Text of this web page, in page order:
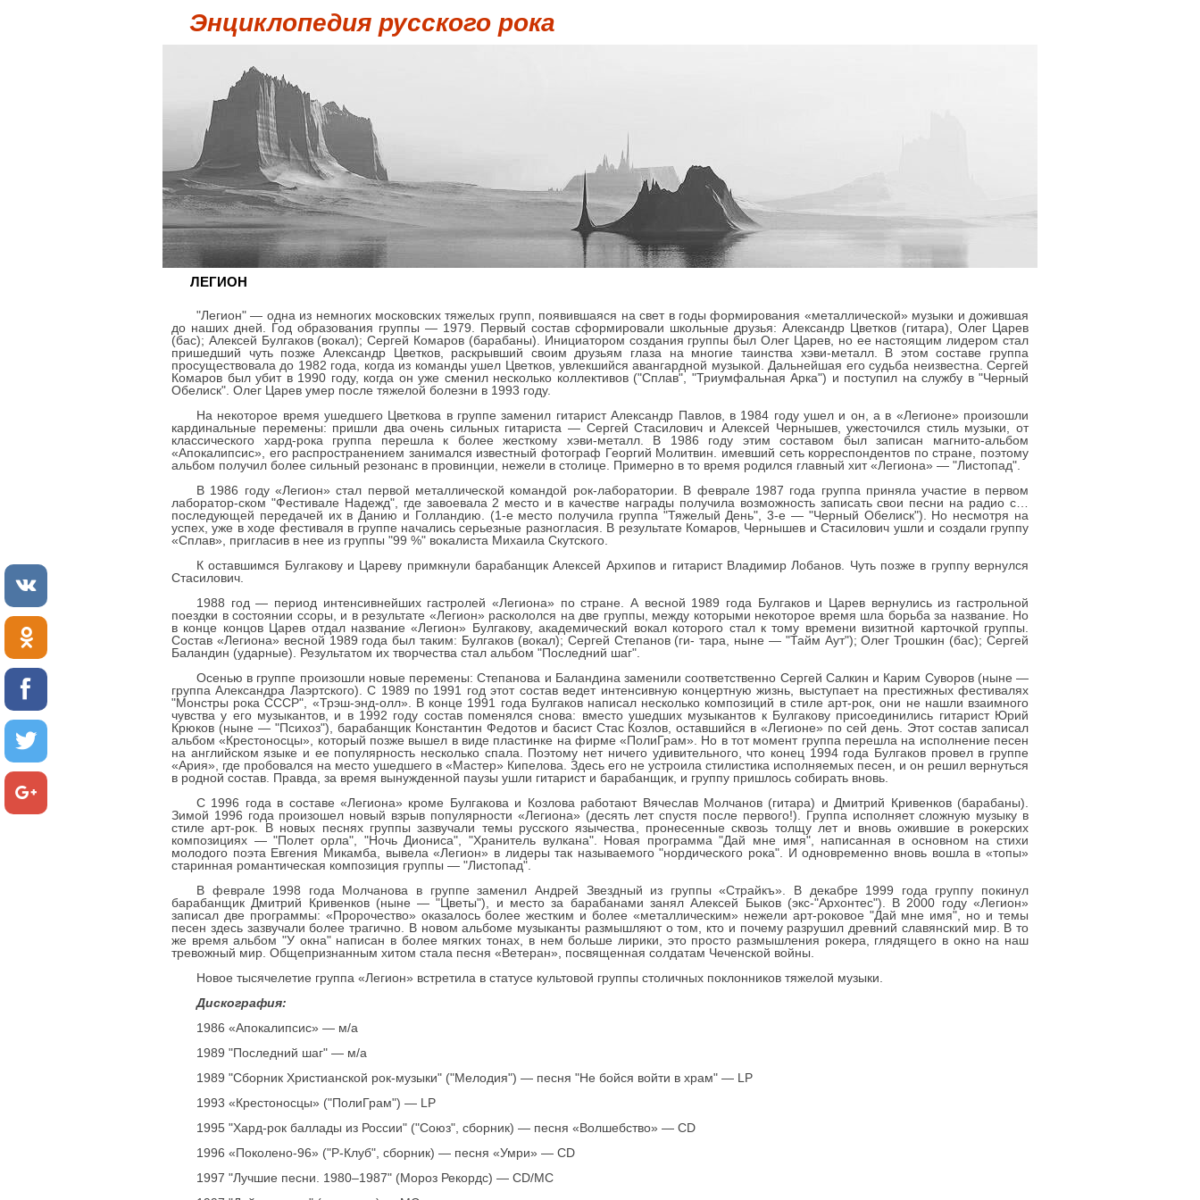
Энциклопедия русского рока
ЛЕГИОН
"Легион" — одна из немногих московских тяжелых групп, появившаяся на свет в годы формирования «металлической» музыки и дожившая
до наших дней. Год образования группы — 1979. Первый состав сформировали школьные друзья: Александр Цветков (гитара), Олег Царев
(бас); Алексей Булгаков (вокал); Сергей Комаров (барабаны). Инициатором создания группы был Олег Царев, но ее настоящим лидером стал
пришедший чуть позже Александр Цветков, раскрывший своим друзьям глаза на многие таинства хэви-металл. В этом составе группа
просуществовала до 1982 года, когда из команды ушел Цветков, увлекшийся авангардной музыкой. Дальнейшая его судьба неизвестна. Сергей
Комаров был убит в 1990 году, когда он уже сменил несколько коллективов ("Сплав", "Триумфальная Арка") и поступил на службу в "Черный
Обелиск". Олег Царев умер после тяжелой болезни в 1993 году.
На некоторое время ушедшего Цветкова в группе заменил гитарист Александр Павлов, в 1984 году ушел и он, а в «Легионе» произошли
кардинальные перемены: пришли два очень сильных гитариста — Сергей Стасилович и Алексей Чернышев, ужесточился стиль музыки, от
классического хард-рока группа перешла к более жесткому хэви-металл. В 1986 году этим составом был записан магнито-альбом
«Апокалипсис», его распространением занимался известный фотограф Георгий Молитвин. имевший сеть корреспондентов по стране, поэтому
альбом получил более сильный резонанс в провинции, нежели в столице. Примерно в то время родился главный хит «Легиона» — "Листопад".
В 1986 году «Легион» стал первой металлической командой рок-лаборатории. В феврале 1987 года группа приняла участие в первом
лаборатор-ском "Фестивале Надежд", где завоевала 2 место и в качестве награды получила возможность записать свои песни на радио с…
последующей передачей их в Данию и Голландию. (1-е место получила группа "Тяжелый День", 3-е — "Черный Обелиск"). Но несмотря на
успех, уже в ходе фестиваля в группе начались серьезные разногласия. В результате Комаров, Чернышев и Стасилович ушли и создали группу
«Сплав», пригласив в нее из группы "99 %" вокалиста Михаила Скутского.
К оставшимся Булгакову и Цареву примкнули барабанщик Алексей Архипов и гитарист Владимир Лобанов. Чуть позже в группу вернулся
Стасилович.
1988 год — период интенсивнейших гастролей «Легиона» по стране. А весной 1989 года Булгаков и Царев вернулись из гастрольной
поездки в состоянии ссоры, и в результате «Легион» раскололся на две группы, между которыми некоторое время шла борьба за название. Но
в конце концов Царев отдал название «Легион» Булгакову, академический вокал которого стал к тому времени визитной карточкой группы.
Состав «Легиона» весной 1989 года был таким: Булгаков (вокал); Сергей Степанов (ги- тара, ныне — "Тайм Аут"); Олег Трошкин (бас); Сергей
Баландин (ударные). Результатом их творчества стал альбом "Последний шаг".
Осенью в группе произошли новые перемены: Степанова и Баландина заменили соответственно Сергей Салкин и Карим Суворов (ныне —
группа Александра Лаэртского). С 1989 по 1991 год этот состав ведет интенсивную концертную жизнь, выступает на престижных фестивалях
"Монстры рока СССР", «Трэш-энд-олл». В конце 1991 года Булгаков написал несколько композиций в стиле арт-рок, они не нашли взаимного
чувства у его музыкантов, и в 1992 году состав поменялся снова: вместо ушедших музыкантов к Булгакову присоединились гитарист Юрий
Крюков (ныне — "Психоз"), барабанщик Константин Федотов и басист Стас Козлов, оставшийся в «Легионе» по сей день. Этот состав записал
альбом «Крестоносцы», который позже вышел в виде пластинке на фирме «ПолиГрам». Но в тот момент группа перешла на исполнение песен
на английском языке и ее популярность несколько спала. Поэтому нет ничего удивительного, что конец 1994 года Булгаков провел в группе
«Ария», где пробовался на место ушедшего в «Мастер» Кипелова. Здесь его не устроила стилистика исполняемых песен, и он решил вернуться
в родной состав. Правда, за время вынужденной паузы ушли гитарист и барабанщик, и группу пришлось собирать вновь.
С 1996 года в составе «Легиона» кроме Булгакова и Козлова работают Вячеслав Молчанов (гитара) и Дмитрий Кривенков (барабаны).
Зимой 1996 года произошел новый взрыв популярности «Легиона» (десять лет спустя после первого!). Группа исполняет сложную музыку в
стиле арт-рок. В новых песнях группы зазвучали темы русского язычества, пронесенные сквозь толщу лет и вновь ожившие в рокерских
композициях — "Полет орла", "Ночь Диониса", "Хранитель вулкана". Новая программа "Дай мне имя", написанная в основном на стихи
молодого поэта Евгения Микамба, вывела «Легион» в лидеры так называемого "нордического рока". И одновременно вновь вошла в «топы»
старинная романтическая композиция группы — "Листопад".
В феврале 1998 года Молчанова в группе заменил Андрей Звездный из группы «Страйкъ». В декабре 1999 года группу покинул
барабанщик Дмитрий Кривенков (ныне — "Цветы"), и место за барабанами занял Алексей Быков (экс-"Архонтес"). В 2000 году «Легион»
записал две программы: «Пророчество» оказалось более жестким и более «металлическим» нежели арт-роковое "Дай мне имя", но и темы
песен здесь зазвучали более трагично. В новом альбоме музыканты размышляют о том, кто и почему разрушил древний славянский мир. В то
же время альбом "У окна" написан в более мягких тонах, в нем больше лирики, это просто размышления рокера, глядящего в окно на наш
тревожный мир. Общепризнанным хитом стала песня «Ветеран», посвященная солдатам Чеченской войны.
Новое тысячелетие группа «Легион» встретила в статусе культовой группы столичных поклонников тяжелой музыки.
Дискография:
1986 «Апокалипсис» — м/а
1989 "Последний шаг" — м/а
1989 "Сборник Христианской рок-музыки" ("Мелодия") — песня "Не бойся войти в храм" — LP
1993 «Крестоносцы» ("ПолиГрам") — LP
1995 "Хард-рок баллады из России" ("Союз", сборник) — песня «Волшебство» — CD
1996 «Поколено-96» ("Р-Клуб", сборник) — песня «Умри» — CD
1997 "Лучшие песни. 1980–1987" (Мороз Рекордс) — CD/MC